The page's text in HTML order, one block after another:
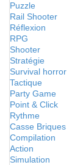
Puzzle
Rail Shooter
Réflexion
RPG
Shooter
Stratégie
Survival horror
Tactique
Party Game
Point & Click
Rythme
Casse Briques
Compilation
Action
Simulation